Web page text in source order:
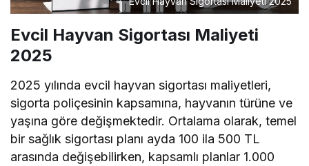
Evcil Hayvan Sigortası Maliyeti
2025
2025 yılında evcil hayvan sigortası maliyetleri,
sigorta poliçesinin kapsamına, hayvanın türüne ve
yaşına göre değişmektedir. Ortalama olarak, temel
bir sağlık sigortası planı ayda 100 ila 500 TL
arasında değişebilirken, kapsamlı planlar 1.000